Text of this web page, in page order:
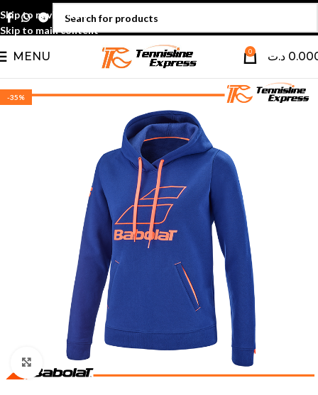
Skip to navigation
Skip to main content
MENU 0 د.ت
-35%
Click to enlarge